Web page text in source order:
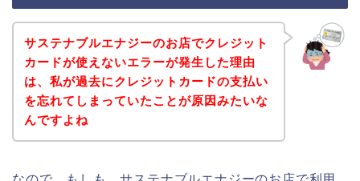
サステナブルエナジーのお店でクレジット
カードが使えないエラーが発生した理由
は、私が過去にクレジットカードの支払い
を忘れてしまっていたことが原因みたいな
んですよね